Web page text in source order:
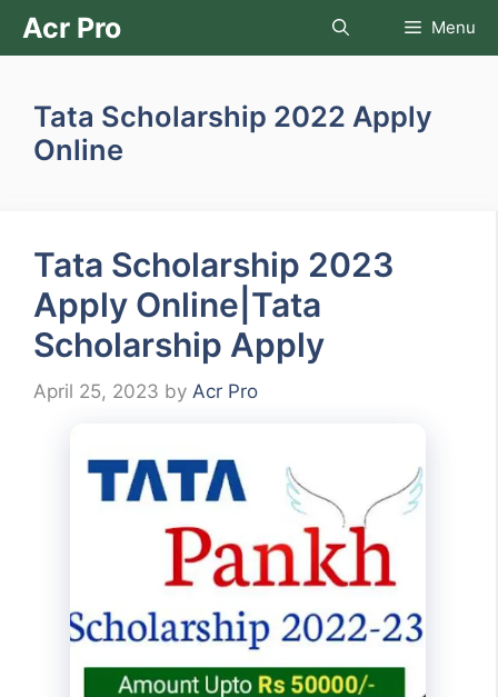
SkipAcr Pro Menu
Tata Scholarship 2022 Apply
Online
Tata Scholarship 2023
Apply Online|Tata
Scholarship Apply
April 25, 2023 by Acr Pro